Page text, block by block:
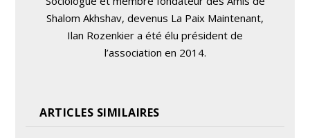
Shalom Akhshav, devenus La Paix Maintenant,
Ilan Rozenkier a été élu président de
l’association en 2014.
ARTICLES SIMILAIRES